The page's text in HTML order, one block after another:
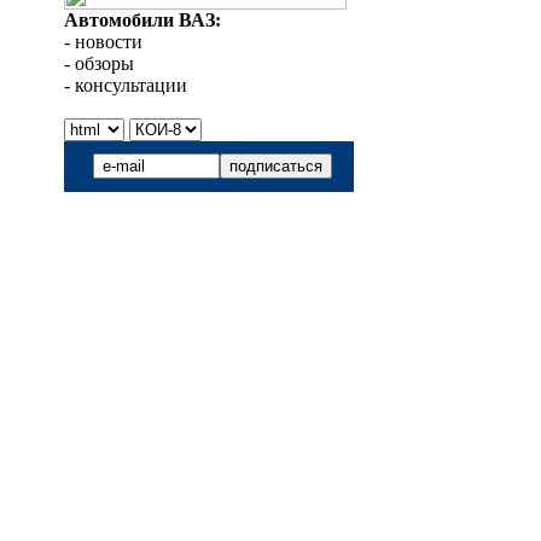
Автомобили ВАЗ:
- новости
- обзоры
- консультации